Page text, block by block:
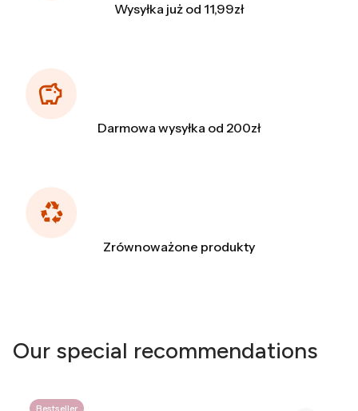
Wysyłka już od 11,99zł
Darmowa wysyłka od 200zł
Zrównoważone produkty
Our special recommendations
Bestseller